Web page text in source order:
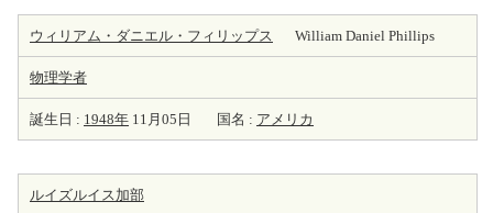
ウィリアム・ダニエル・フィリップス William Daniel Phillips
物理学者
誕生日 : 1948年 11月05日 国名 : アメリカ
ルイズルイス加部